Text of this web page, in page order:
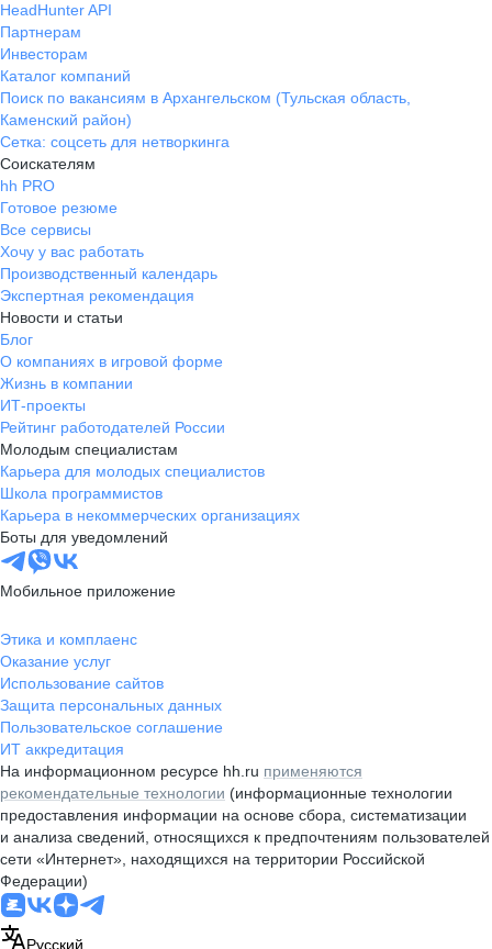
HeadHunter API
Партнерам
Инвесторам
Каталог компаний
Поиск по вакансиям в Архангельском (Тульская область,
Каменский район)
Сетка: соцсеть для нетворкинга
Соискателям
hh PRO
Готовое резюме
Все сервисы
Хочу у вас работать
Производственный календарь
Экспертная рекомендация
Новости и статьи
Блог
О компаниях в игровой форме
Жизнь в компании
ИТ-проекты
Рейтинг работодателей России
Молодым специалистам
Карьера для молодых специалистов
Школа программистов
Карьера в некоммерческих организациях
Боты для уведомлений
Мобильное приложение
Этика и комплаенс
Оказание услуг
Использование сайтов
Защита персональных данных
Пользовательское соглашение
ИТ аккредитация
На информационном ресурсе hh.ru применяются
рекомендательные технологии (информационные технологии
предоставления информации на основе сбора, систематизации
и анализа сведений, относящихся к предпочтениям пользователей
сети «Интернет», находящихся на территории Российской
Федерации)
Русский